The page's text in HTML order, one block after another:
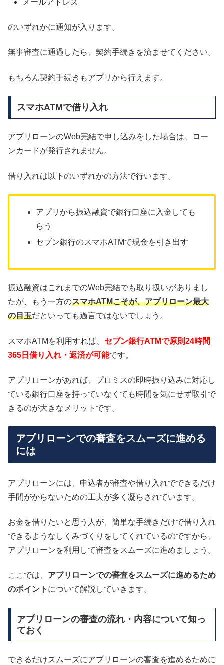
メールアドレス
のいずれかに通知が入ります。
無事審査に通過したら、契約手続きを済ませてください。
もちろん契約手続きもアプリから行えます。
スマホATMで借り入れ
アプリローンのWeb完結で申し込みをした場合は、ロー
ンカードが発行されません。
借り入れは以下のいずれかの方法で行います。
アプリから振込融資で銀行口座に入金しても
らう
セブン銀行のスマホATMで現金を引き出す
振込融資はこれまでのWeb完結でも取り扱いがありまし
たが、もう一方のスマホATMこそが、アプリローン最大
の目玉だといっても過言ではないでしょう。
スマホATMを利用すれば、 セブン銀行ATMで原則24時間
365日借り入れ・返済が可能です。
アプリローンがあれば、プロミスの即時振り込みに対応し
ている銀行口座を持っていなくても時間を気にせず取引で
きるのが大きなメリットです。
アプリローンでの審査をスムーズに進める
には
アプリローンには、申込者が審査や借り入れでできるだけ
手間がからないための工夫が多く凝らされています。
お金を借りたいと思う人が、簡単な手続きだけで借り入れ
できるようなしくみづくりをしてくれているのですから、
アプリローンを利用して審査をスムーズに進めましょう。
ここでは、 アプリローンでの審査をスムーズに進めるため
のポイント について解説していきます。
アプリローンの審査の流れ・内容について知っ
ておく
できるだけスムーズにアプリローンの審査を進めるために